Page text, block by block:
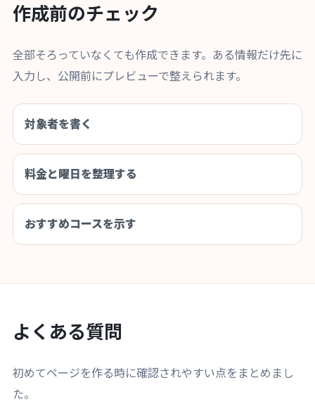
作成前のチェック
全部そろっていなくても作成できます。ある情報だけ先に
入力し、公開前にプレビューで整えられます。
対象者を書く
料金と曜日を整理する
おすすめコースを示す
よくある質問
初めてページを作る時に確認されやすい点をまとめまし
た。